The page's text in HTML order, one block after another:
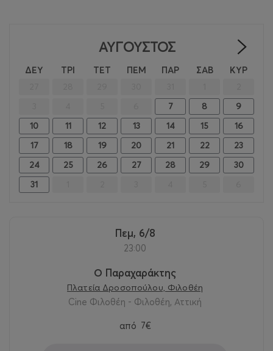
ΑΎΓΟΥΣΤΟΣ
ΔΕΥ ΤΡΙ ΤΕΤ ΠΕΜ ΠΑΡ ΣΑΒ ΚΥΡ
7 8
9
10
11 12 13 14 15
16
17
18 19 20 21 22
23
24
25 26 27 28 29
30
31
Πεμ, 6/8
23:00
Ο Παραχαράκτης
Πλατεία Δροσοπούλου, Φιλοθέη
Cine Φιλοθέη - Φιλοθέη, Αττική
από 7€